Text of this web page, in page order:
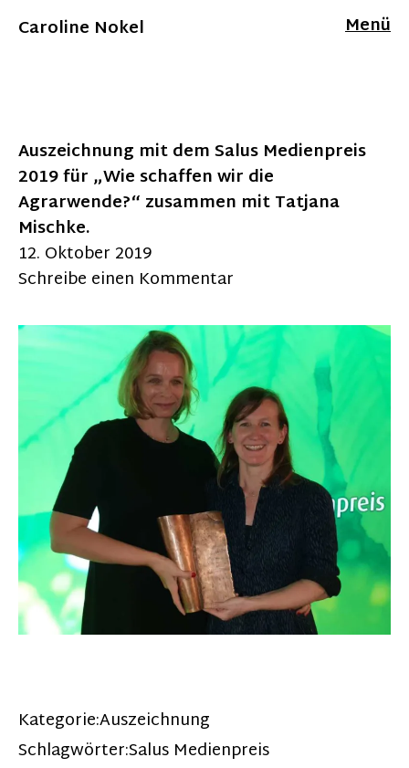
Caroline Nokel Menü
Auszeichnung mit dem Salus Medienpreis
2019 für „Wie schaffen wir die
Agrarwende?“ zusammen mit Tatjana
Mischke.
12. Oktober 2019
Schreibe einen Kommentar
Kategorie:Auszeichnung
Schlagwörter:Salus Medienpreis